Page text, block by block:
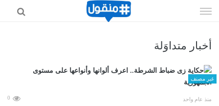
الى
أخبار متداوَلة
غير مصنف
منذ عام واحد 0